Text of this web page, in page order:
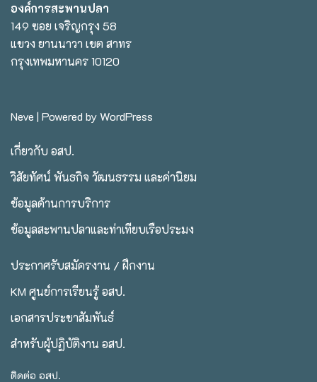
องค์การสะพานปลา
149 ซอย เจริญกรุง 58
แขวง ยานนาวา เขต สาทร
กรุงเทพมหานคร 10120
Neve | Powered byWordPress
เกี่ยวกับ อสป.
วิสัยทัศน์ พันธกิจ วัฒนธรรม และค่านิยม
ข้อมูลด้านการบริการ
ข้อมูลสะพานปลาและท่าเทียบเรือประมง
ประกาศรับสมัครงาน / ฝึกงาน
KM ศูนย์การเรียนรู้ อสป.
เอกสารประชาสัมพันธ์
สำหรับผู้ปฏิบัติงาน อสป.
ติดต่อ อสป.